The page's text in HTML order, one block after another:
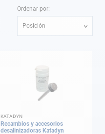
Ordenar por:
Posición
KATADYN
Recambios y accesorios
desalinizadoras Katadyn